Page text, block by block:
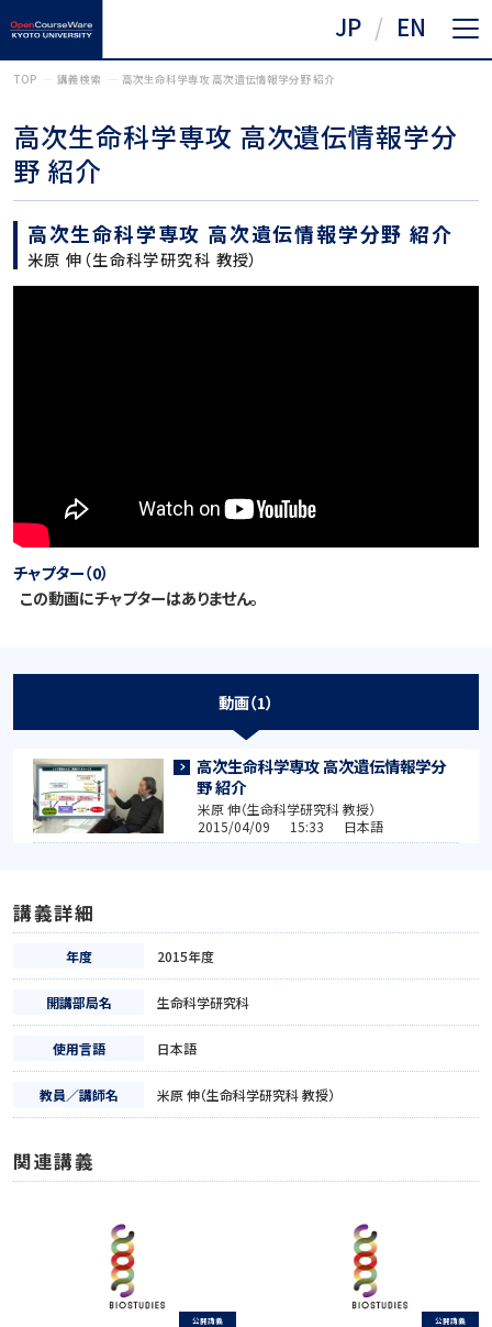
JP EN
TOP 講義検索 高次生命科学専攻 高次遺伝情報学分野 紹介
高次生命科学専攻 高次遺伝情報学分
野 紹介
高次生命科学専攻 高次遺伝情報学分野 紹介
米原 伸（生命科学研究科 教授）
チャプター（0）
この動画にチャプターはありません。
動画（1）
高次生命科学専攻 高次遺伝情報学分
野 紹介
米原 伸（生命科学研究科 教授）
2015/04/09 15:33 日本語
講義詳細
年度 2015年度
開講部局名 生命科学研究科
使用言語 日本語
教員／講師名 米原 伸（生命科学研究科 教授）
関連講義
公開講義 公開講義